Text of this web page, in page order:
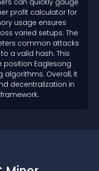
can quickly gauge
profit calculator for
usage ensures
varied setups. The
common attacks
a valid hash. This
position Eaglesong
Overall, it
decentralization in